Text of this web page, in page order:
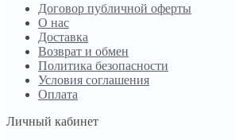
Договор публичной оферты
О нас
Доставка
Возврат и обмен
Политика безопасности
Условия соглашения
Оплата
Личный кабинет